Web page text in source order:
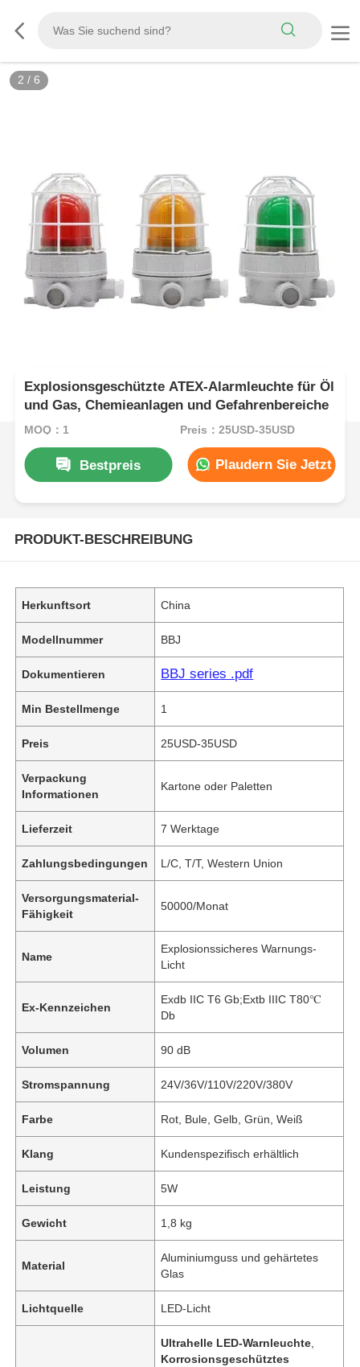
2 / 6
Explosionsgeschützte ATEX-Alarmleuchte für Öl
und Gas, Chemieanlagen und Gefahrenbereiche
MOQ：1 Preis：25USD-35USD
Bestpreis Plaudern Sie Jetzt
PRODUKT-BESCHREIBUNG
Herkunftsort China
Modellnummer BBJ
Dokumentieren BBJ series .pdf
Min Bestellmenge 1
Preis 25USD-35USD
Verpackung
Informationen
Kartone oder Paletten
Lieferzeit 7 Werktage
Zahlungsbedingungen L/C, T/T, Western Union
Versorgungsmaterial-
Fähigkeit
50000/Monat
Name
Explosionssicheres Warnungs-
Licht
Ex-Kennzeichen
Exdb IIC T6 Gb;Extb IIIC T80℃
Db
Volumen 90 dB
Stromspannung 24V/36V/110V/220V/380V
Farbe Rot, Bule, Gelb, Grün, Weiß
Klang Kundenspezifisch erhältlich
Leistung 5W
Gewicht 1,8 kg
Material
Aluminiumguss und gehärtetes
Glas
Lichtquelle LED-Licht
Ultrahelle LED-Warnleuchte
Korrosionsgeschütztes